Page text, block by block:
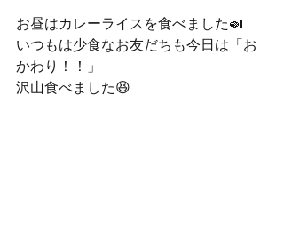
お昼はカレーライスを食べました🍛
いつもは少食なお友だちも今日は「お
かわり！！」
沢山食べました😆